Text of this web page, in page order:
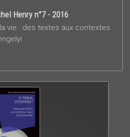
Henry n°7 - 2016
vie : des textes aux contextes